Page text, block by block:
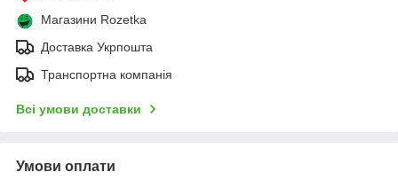
Магазини Rozetka
Доставка Укрпошта
Транспортна компанія
Всі умови доставки
Умови оплати